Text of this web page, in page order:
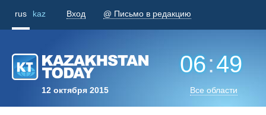
rus kaz Вход @ Письмо в редакцию
12 октября 2015
06:49
Все области